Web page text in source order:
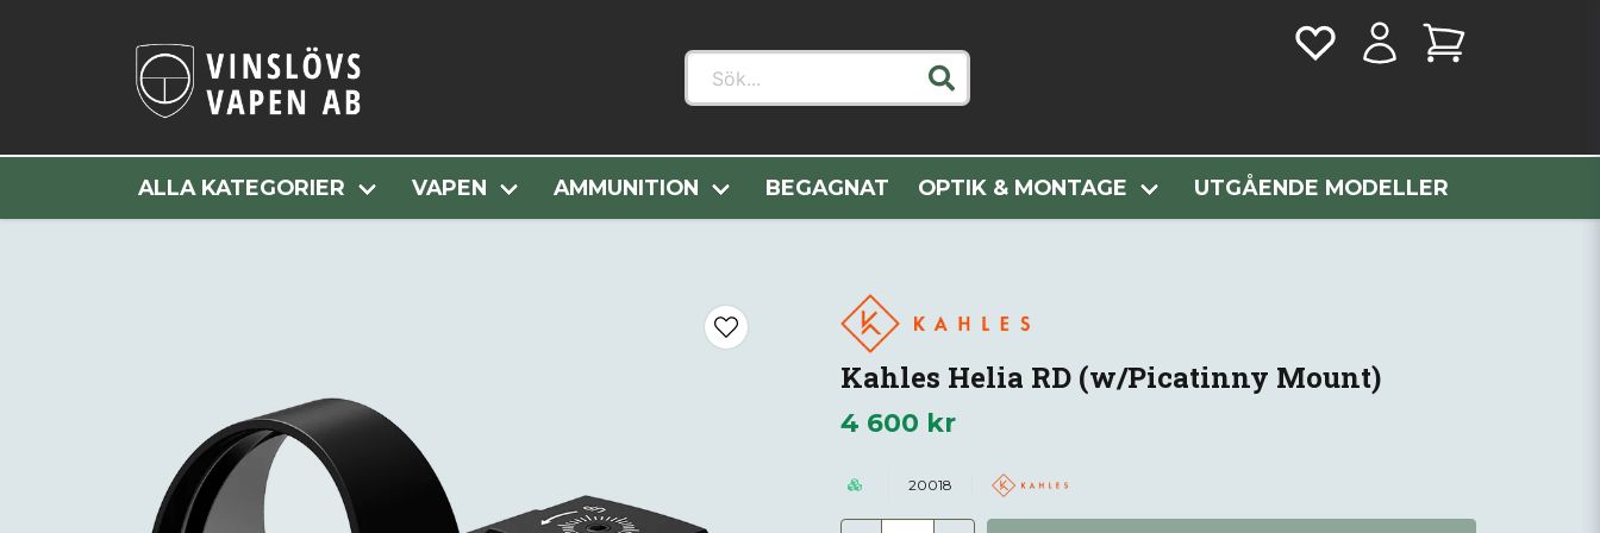
Sök...
ALLA KATEGORIER VAPEN AMMUNITION BEGAGNAT OPTIK & MONTAGE UTGÅENDE MODELLER
Alla Kategorier Optik & Montage Rödpunktssikten Kahles Helia RD (w/Picatinny Mount)
Kahles Helia RD (w/Picatinny Mount)
4 600 kr
20018